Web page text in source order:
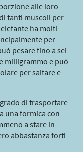
alle loro
tanti muscoli per
ha molti
per
pesare fino a sei
milligrammo e può
per saltare e
di trasportare
una formica con
a stare in
abbastanza forti